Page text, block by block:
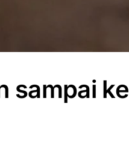
sampai ke